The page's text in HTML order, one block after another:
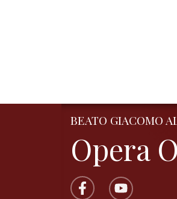
BEATO GIACOMO
Opera